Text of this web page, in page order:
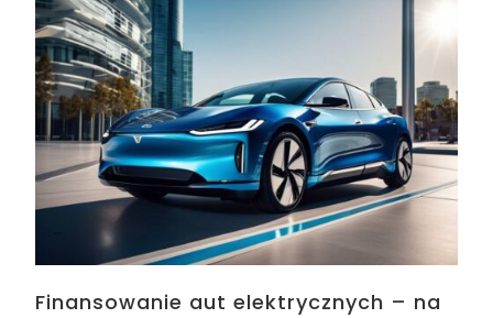
Finansowanie aut elektrycznych – na